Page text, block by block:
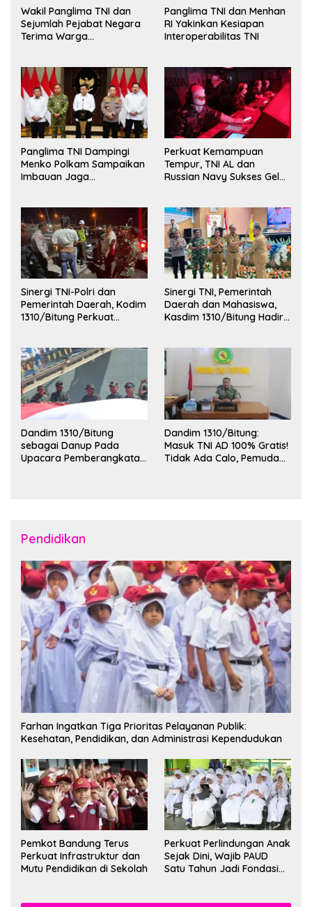
Wakil Panglima TNI dan
Sejumlah Pejabat Negara
Terima Warga
Panglima TNI dan Menhan
RI Yakinkan Kesiapan
Interoperabilitas TNI
Panglima TNI Dampingi
Menko Polkam Sampaikan
Imbauan Jaga
Perkuat Kemampuan
Tempur, TNI AL dan
Russian Navy Sukses Gelar
Sinergi TNI-Polri dan
Pemerintah Daerah, Kodim
1310/Bitung Perkuat
Sinergi TNI, Pemerintah
Daerah dan Mahasiswa,
Kasdim 1310/Bitung Hadiri
Kota Bitung
Dandim 1310/Bitung
sebagai Danup Pada
Upacara Pemberangkatan
Dandim 1310/Bitung:
Masuk TNI AD 100% Gratis!
Tidak Ada Calo, Pemuda
Pendidikan
Farhan Ingatkan Tiga Prioritas Pelayanan Publik:
Kesehatan, Pendidikan, dan Administrasi Kependudukan
Pemkot Bandung Terus
Perkuat Infrastruktur dan
Mutu Pendidikan di Sekolah
Perkuat Perlindungan Anak
Sejak Dini, Wajib PAUD
Satu Tahun Jadi Fondasi